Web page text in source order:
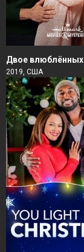
Двое влюблённых
2019, США